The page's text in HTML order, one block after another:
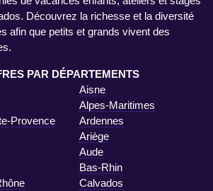
Découvrez la richesse et la diversité
afin que petits et grands vivent des
PAR DÉPARTEMENTS
Aisne
Alpes-Maritimes
Provence
Ardennes
Ariège
Aude
Bas-Rhin
Calvados